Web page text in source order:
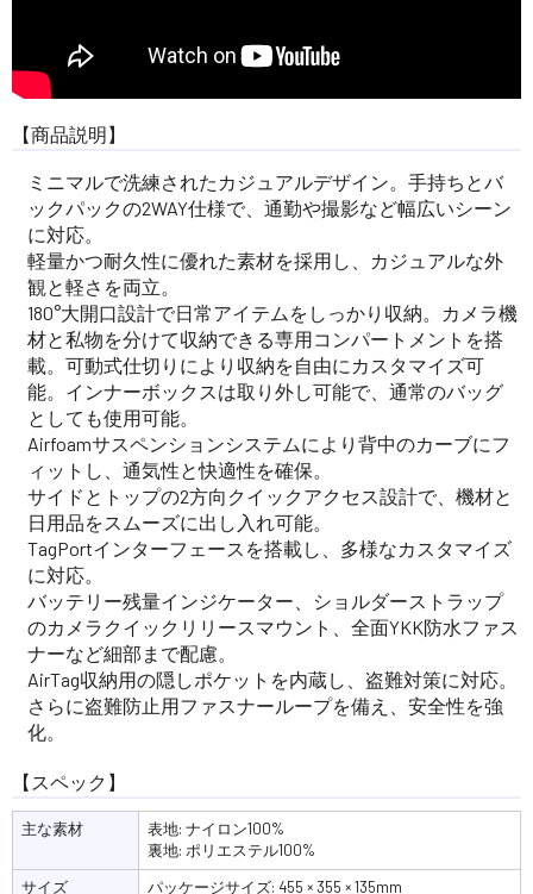
【商品説明】
ミニマルで洗練されたカジュアルデザイン。手持ちとバ
ックパックの2WAY仕様で、通勤や撮影など幅広いシーン
に対応。
軽量かつ耐久性に優れた素材を採用し、カジュアルな外
観と軽さを両立。
180°大開口設計で日常アイテムをしっかり収納。カメラ機
材と私物を分けて収納できる専用コンパートメントを搭
載。可動式仕切りにより収納を自由にカスタマイズ可
能。インナーボックスは取り外し可能で、通常のバッグ
としても使用可能。
Airfoamサスペンションシステムにより背中のカーブにフ
ィットし、通気性と快適性を確保。
サイドとトップの2方向クイックアクセス設計で、機材と
日用品をスムーズに出し入れ可能。
TagPortインターフェースを搭載し、多様なカスタマイズ
に対応。
バッテリー残量インジケーター、ショルダーストラップ
のカメラクイックリリースマウント、全面YKK防水ファス
ナーなど細部まで配慮。
AirTag収納用の隠しポケットを内蔵し、盗難対策に対応。
さらに盗難防止用ファスナーループを備え、安全性を強
化。
【スペック】
主な素材
表地: ナイロン100%
裏地: ポリエステル100%
サイズ
パッケージサイズ: 455 × 355 × 135mm